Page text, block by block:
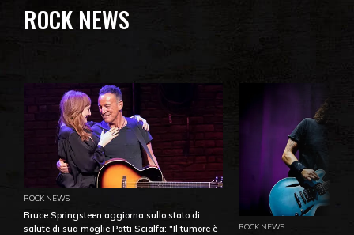
ROCK NEWS
ROCK NEWS
Bruce Springsteen aggiorna sullo stato di
salute di sua moglie Patti Scialfa: "Il tumore è
ROCK NEWS